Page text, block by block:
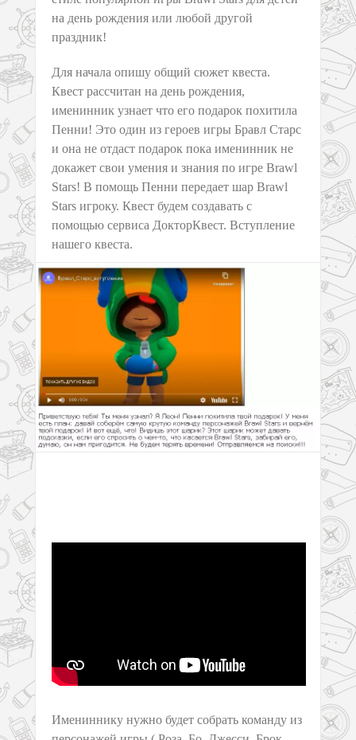
на день рождения или любой другой
праздник!
Для начала опишу общий сюжет квеста.
Квест рассчитан на день рождения,
именинник узнает что его подарок похитила
Пенни! Это один из героев игры Бравл Старс
и она не отдаст подарок пока именинник не
докажет свои умения и знания по игре Brawl
Stars! В помощь Пенни передает шар Brawl
Stars игроку. Квест будем создавать с
помощью сервиса ДокторКвест. Вступление
нашего квеста.
Имениннику нужно будет собрать команду из